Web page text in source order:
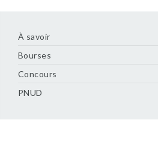
À savoir
Bourses
Concours
PNUD